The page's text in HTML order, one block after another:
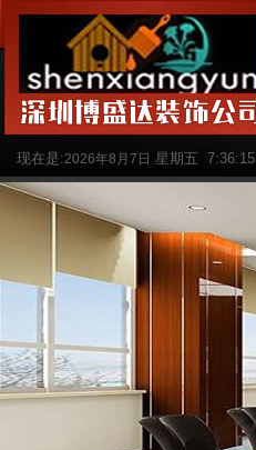
现在是:2026年8月7日 星期五 7:36:15